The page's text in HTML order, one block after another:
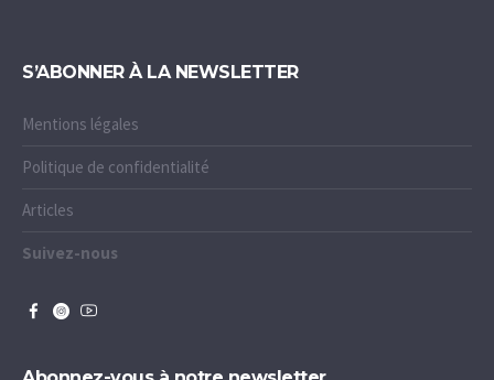
S’ABONNER À LA NEWSLETTER
Mentions légales
Politique de confidentialité
Articles
Suivez-nous